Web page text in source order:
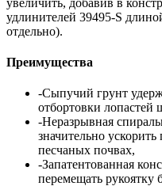
увеличить, добавив в
удлинителей 39495-S
отдельно).
Преимущества
-Сыпучий грунт
отбортовки лопастей
-Неразрывная
значительно
песчаных почвах,
-Запатентованная
перемещать рукоятку